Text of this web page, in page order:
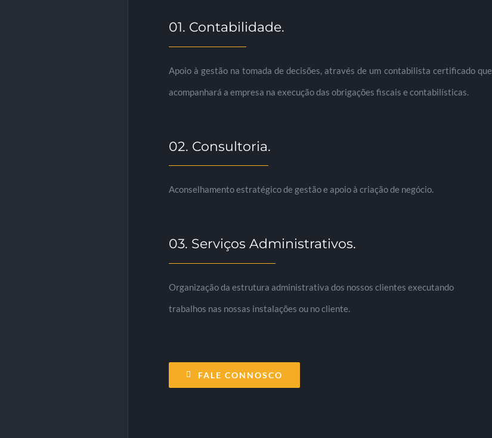
01. Contabilidade.
Apoio à gestão na tomada de decisões, através de um contabilista certificado que
acompanhará a empresa na execução das obrigações fiscais e contabilísticas.
02. Consultoria.
Aconselhamento estratégico de gestão e apoio à criação de negócio.
03. Serviços Administrativos.
Organização da estrutura administrativa dos nossos clientes executando
trabalhos nas nossas instalações ou no cliente.
FALE CONNOSCO